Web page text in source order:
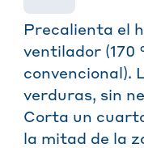
Precalienta el
ventilador (170
convencional).
verduras, sin
Corta un
la mitad de la